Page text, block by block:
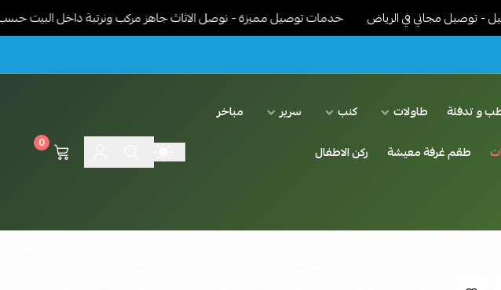
مجاني في الرياض خدمات توصيل مميزة - نوصل الاثاث جاهز مركب ونرتبة داخل البيت حسب رغبة
و تدفئة طاولات كنب سرير
مباخر
طقم غرفة معيشة
ركن الاطفال
0